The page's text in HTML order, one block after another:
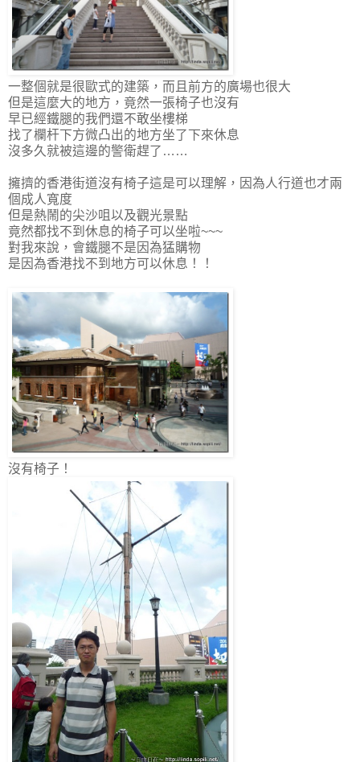
一整個就是很歐式的建築，而且前方的廣場也很大
但是這麼大的地方，竟然一張椅子也沒有
早已經鐵腿的我們還不敢坐樓梯
找了欄杆下方微凸出的地方坐了下來休息
沒多久就被這邊的警衛趕了……
擁擠的香港街道沒有椅子這是可以理解，因為人行道也才兩
個成人寬度
但是熱鬧的尖沙咀以及觀光景點
竟然都找不到休息的椅子可以坐啦~~~
對我來說，會鐵腿不是因為猛購物
是因為香港找不到地方可以休息！！
沒有椅子！